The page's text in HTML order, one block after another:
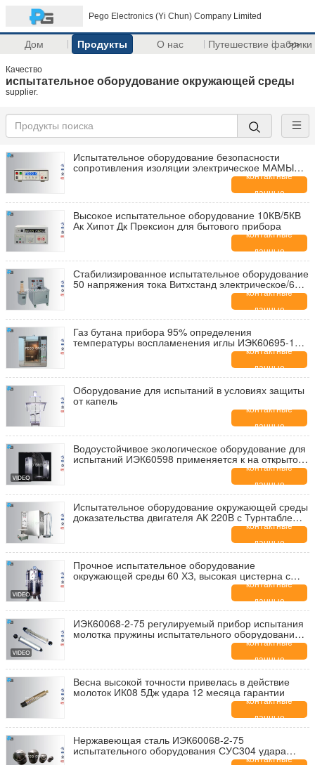
Pego Electronics (Yi Chun) Company Limited
Дом Продукты О нас Путешествие фабрики
>>
Качество
испытательное оборудование окружающей среды
supplier.
Испытательное оборудование безопасности
сопротивления изоляции электрическое МАМЫ
контактные
данные
Высокое испытательное оборудование 10КВ/5КВ
Ак Хипот Дк Прексион для бытового прибора
контактные
данные
Стабилизированное испытательное оборудование
50 напряжения тока Витхстанд электрическое/60
контактные
данные
Газ бутана прибора 95% определения
температуры воспламенения иглы ИЭК60695-11-5
контактные
данные
Оборудование для испытаний в условиях защиты
от капель
контактные
данные
Водоустойчивое экологическое оборудование для
испытаний ИЭК60598 применяется к на открытом
контактные
данные
Испытательное оборудование окружающей среды
доказательства двигателя АК 220В с Турнтабле
контактные
данные
Прочное испытательное оборудование
окружающей среды 60 ХЗ, высокая цистерна с
контактные
данные
ИЭК60068-2-75 регулируемый прибор испытания
молотка пружины испытательного оборудования
для испытаний на удар для лабораторииконтактные
данные
Весна высокой точности привелась в действие
молоток ИК08 5Дж удара 12 месяца гарантии
контактные
данные
Нержавеющая сталь ИЭК60068-2-75
испытательного оборудования СУС304 удара
контактные